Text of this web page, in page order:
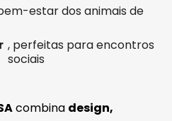
estar dos animais de
, perfeitas para encontros
sociais
combina design,